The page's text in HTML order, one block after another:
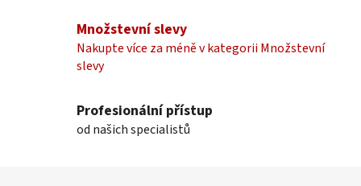
í
p
k
y
Množstevní slevy
Nakupte více za méně v kategorii Množstevní
slevy
Profesionální přístup
od našich specialistů